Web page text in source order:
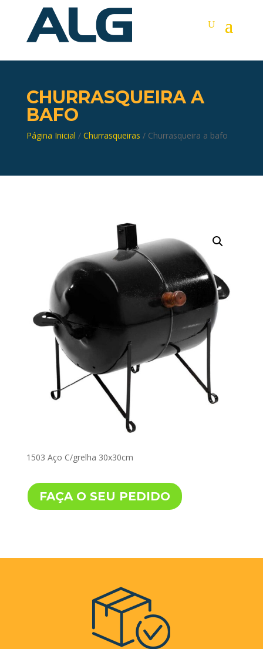
CHURRASQUEIRA A
BAFO
Página Inicial / Churrasqueiras / Churrasqueira a bafo
1503 Aço C/grelha 30x30cm
FAÇA O SEU PEDIDO